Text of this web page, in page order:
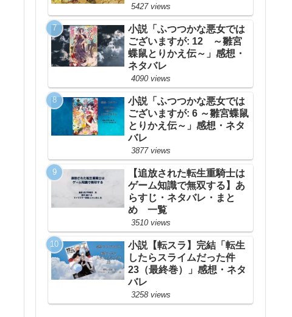
5427 views
小説「ふつつかな悪女では
ございますが: 12 ～雛宮
蝶鼠とりかえ伝～」感想・
ネタバレ
4090 views
小説「ふつつかな悪女では
ございますが: 6 ～雛宮蝶鼠
とりかえ伝～」感想・ネタ
バレ
3877 views
【追放された転生重騎士は
ゲーム知識で無双する】あ
らすじ・ネタバレ・まと
め 一覧
3510 views
小説【転スラ】完結「転生
したらスライムだった件
23（最終巻）」感想・ネタ
バレ
3258 views